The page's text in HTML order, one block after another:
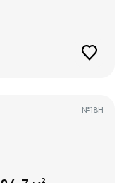
№18Н
2